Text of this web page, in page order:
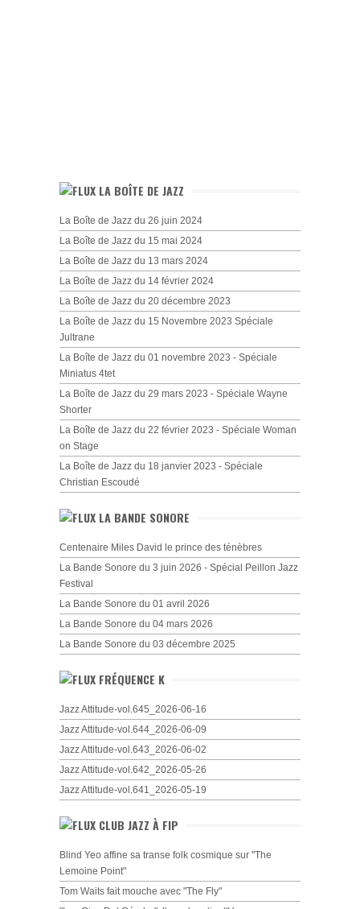
LA BOÎTE DE JAZZ
La Boîte de Jazz du 26 juin 2024
La Boîte de Jazz du 15 mai 2024
La Boîte de Jazz du 13 mars 2024
La Boîte de Jazz du 14 février 2024
La Boîte de Jazz du 20 décembre 2023
La Boîte de Jazz du 15 Novembre 2023 Spéciale
Jultrane
La Boîte de Jazz du 01 novembre 2023 - Spéciale
Miniatus 4tet
La Boîte de Jazz du 29 mars 2023 - Spéciale Wayne
Shorter
La Boîte de Jazz du 22 février 2023 - Spéciale Woman
on Stage
La Boîte de Jazz du 18 janvier 2023 - Spéciale
Christian Escoudé
LA BANDE SONORE
Centenaire Miles David le prince des ténèbres
La Bande Sonore du 3 juin 2026 - Spécial Peillon Jazz
Festival
La Bande Sonore du 01 avril 2026
La Bande Sonore du 04 mars 2026
La Bande Sonore du 03 décembre 2025
FRÉQUENCE K
Jazz Attitude-vol.645_2026-06-16
Jazz Attitude-vol.644_2026-06-09
Jazz Attitude-vol.643_2026-06-02
Jazz Attitude-vol.642_2026-05-26
Jazz Attitude-vol.641_2026-05-19
CLUB JAZZ À FIP
Blind Yeo affine sa transe folk cosmique sur "The
Lemoine Point"
Tom Waits fait mouche avec "The Fly"